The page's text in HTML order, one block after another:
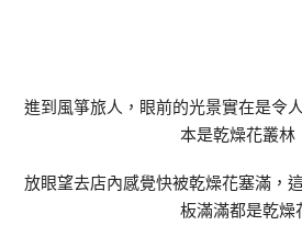
進到風箏旅人，眼前的光景實在是令
本是乾燥花叢林
放眼望去店內感覺快被乾燥花塞滿，
板滿滿都是乾燥